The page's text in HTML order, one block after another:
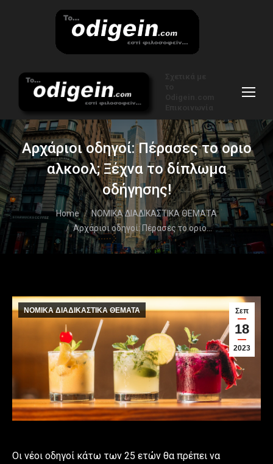
Αρχάριοι οδηγοί: Πέρασες το οριο
αλκοολ; Ξέχνα το δίπλωμα
οδήγησης!
You are here:Home
ΝΟΜΙΚΑ ΔΙΑΔΙΚΑΣΤΙΚΑ ΘΕΜΑΤΑ
Αρχάριοι οδηγοί: Πέρασες το οριο…
Σεπ
18
2023
ΝΟΜΙΚΑ ΔΙΑΔΙΚΑΣΤΙΚΑ ΘΕΜΑΤΑ
Οι νέοι οδηγοί κάτω των 25 ετών θα πρέπει να